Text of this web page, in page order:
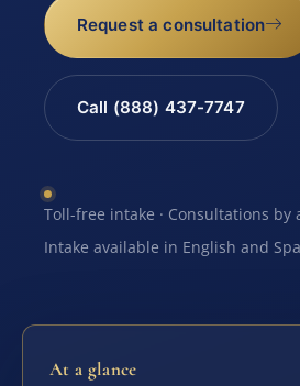
Request a consultation
Call (888) 437-7747
Toll-free intake · Consultations by
Intake available in English and
At a glance